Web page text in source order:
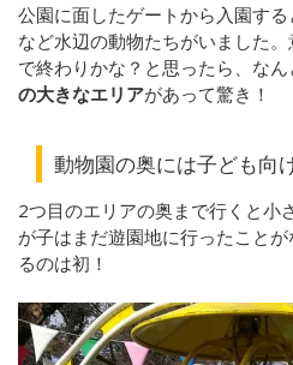
公園に面したゲートから入園す
など水辺の動物たちがいました
で終わりかな？と思ったら、なん
の大きなエリアがあって驚き！
動物園の奥には子ども向
2つ目のエリアの奥まで行くと小
が子はまだ遊園地に行ったこと
るのは初！